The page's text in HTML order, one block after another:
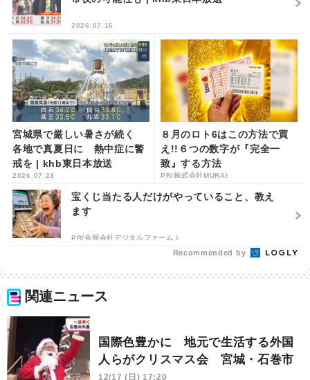
2026.07.16
宮城県で厳しい暑さが続く
各地で真夏日に 熱中症に警
戒を | khb東日本放送
2026.07.23
８月のロト6はこの方法で買
え!!６つの数字が『完全一
致』する方法
PR(株式会社MURA)
宝くじ当たる人だけがやっていること、教え
ます
PR(合同会社デジタルファーム )
Recommended by
関連ニュース
国際色豊かに 地元で生活する外国
人らがクリスマス会 宮城・石巻市
12/17 (日) 17:20